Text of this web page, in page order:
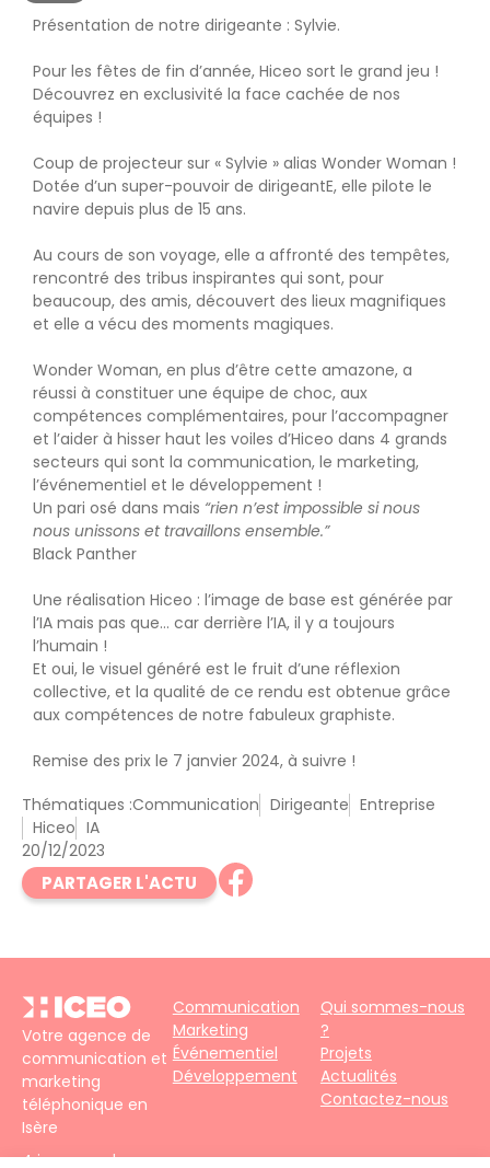
Présentation de notre dirigeante : Sylvie.
Pour les fêtes de fin d’année, Hiceo sort le grand jeu !
Découvrez en exclusivité la face cachée de nos
équipes !
Coup de projecteur sur « Sylvie » alias Wonder Woman !
Dotée d’un super-pouvoir de dirigeantE, elle pilote le
navire depuis plus de 15 ans.
Au cours de son voyage, elle a affronté des tempêtes,
rencontré des tribus inspirantes qui sont, pour
beaucoup, des amis, découvert des lieux magnifiques
et elle a vécu des moments magiques.
Wonder Woman, en plus d’être cette amazone, a
réussi à constituer une équipe de choc, aux
compétences complémentaires, pour l’accompagner
et l’aider à hisser haut les voiles d’Hiceo dans 4 grands
secteurs qui sont la communication, le marketing,
l’événementiel et le développement !
Un pari osé dans mais “rien n’est impossible si nous
nous unissons et travaillons ensemble.”
Black Panther
Une réalisation Hiceo : l’image de base est générée par
l’IA mais pas que… car derrière l’IA, il y a toujours
l’humain !
Et oui, le visuel généré est le fruit d’une réflexion
collective, et la qualité de ce rendu est obtenue grâce
aux compétences de notre fabuleux graphiste.
Remise des prix le 7 janvier 2024, à suivre !
Thématiques :Communication Dirigeante Entreprise
Hiceo IA
20/12/2023
PARTAGER L'ACTU
Votre agence de
communication et
marketing
téléphonique en
Isère
4 impasse du
Communication
Marketing
Événementiel
Développement
Qui sommes-nous
?
Projets
Actualités
Contactez-nous